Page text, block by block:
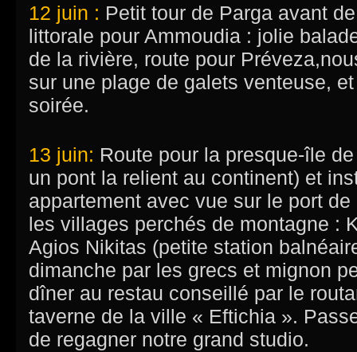
12 juin : Petit tour de Parga avant
littorale pour Ammoudia : jolie
de la rivière, route pour
sur une plage de galets venteuse,
soirée.
13 juin: Route pour la presque-île
un pont la relient au continent) et
appartement avec vue sur le port
les villages perchés de montagne :
Agios Nikitas (petite station
dimanche par les grecs et mignon
dîner au restau conseillé par le
taverne de la ville « Eftichia ».
de regagner notre grand studio.